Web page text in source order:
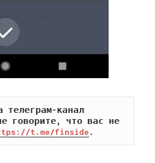
телеграм-канал
говорите, что вас не
t.me/finside.